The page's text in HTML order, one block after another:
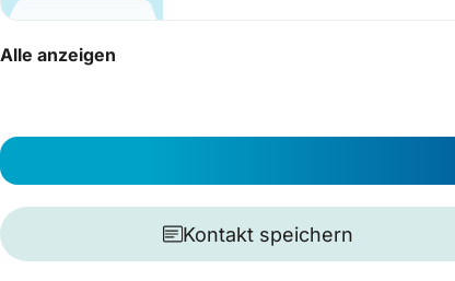
Alle anzeigen
Kontakt speichern